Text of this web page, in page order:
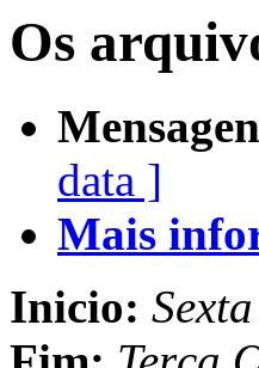
Os
data ]
Mais
Inicio: